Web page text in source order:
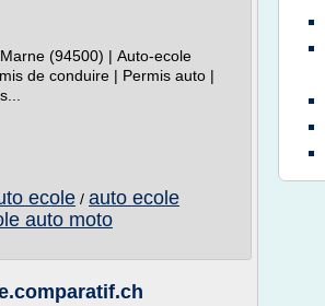
(94500) | Auto-ecole
de conduire | Permis auto |
ecole / auto ecole
auto moto